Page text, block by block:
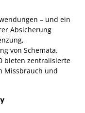
– und ein
Absicherung
von Schemata.
bieten zentralisierte
Missbrauch und